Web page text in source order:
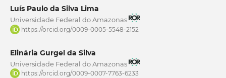
Luís Paulo da Silva Lima
Universidade Federal do Amazonas
https://orcid.org/0009-0005-5548-2152
Elinária Gurgel da Silva
Universidade Federal do Amazonas
https://orcid.org/0009-0007-7763-6233